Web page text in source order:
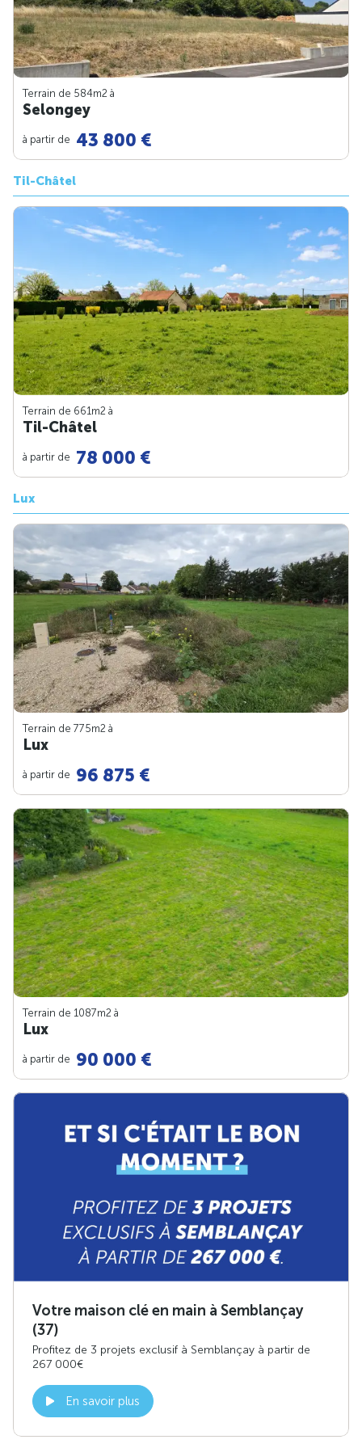
Terrain de 584m2 à
Selongey
à partir de 43 800 €
Til-Châtel
Terrain de 661m2 à
Til-Châtel
à partir de 78 000 €
Lux
Terrain de 775m2 à
Lux
à partir de 96 875 €
Terrain de 1087m2 à
Lux
à partir de 90 000 €
Votre maison clé en main à Semblançay
(37)
Profitez de 3 projets exclusif à Semblançay à partir de
267 000€
En savoir plus